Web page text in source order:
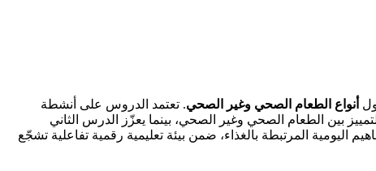
أنواع الطعام الصحي وغير الصحي. تعتمد الدروس على أنشطة
بين الطعام الصحي وغير الصحي، بينما يعزّز الدرس الثاني
اليومية المرتبطة بالغذاء، ضمن بيئة تعليمية رقمية تفاعلية تشجّع